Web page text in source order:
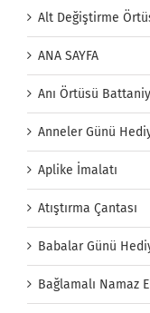
Alt Değiştirme
ANA SAYFA
Anı Örtüsü
Anneler Günü
Aplike İmalatı
Atıştırma Çantası
Babalar Günü
Bağlamalı Namaz